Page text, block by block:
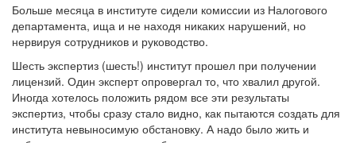
Больше месяца в институте сидели комиссии из Налогового
департамента, ища и не находя никаких нарушений, но
нервируя сотрудников и руководство.
Шесть экспертиз (шесть!) институт прошел при получении
лицензий. Один эксперт опровергал то, что хвалил другой.
Иногда хотелось положить рядом все эти результаты
экспертиз, чтобы сразу стало видно, как пытаются создать для
института невыносимую обстановку. А надо было жить и